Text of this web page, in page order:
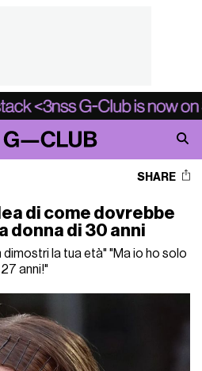
SHARE
di come dovrebbe
donna di 30 anni
dimostri la tua età" "Ma io ho solo
27 anni!"